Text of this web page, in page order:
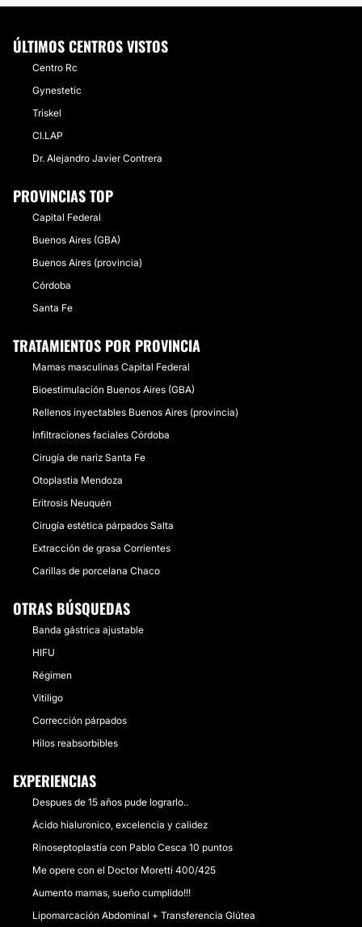
ÚLTIMOS CENTROS VISTOS
Centro Rc
Gynestetic
Triskel
CI.LAP
Dr. Alejandro Javier Contrera
PROVINCIAS TOP
Capital Federal
Buenos Aires (GBA)
Buenos Aires (provincia)
Córdoba
Santa Fe
TRATAMIENTOS POR PROVINCIA
Mamas masculinas Capital Federal
Bioestimulación Buenos Aires (GBA)
Rellenos inyectables Buenos Aires (provincia)
Infiltraciones faciales Córdoba
Cirugía de nariz Santa Fe
Otoplastia Mendoza
Eritrosis Neuquén
Cirugía estética párpados Salta
Extracción de grasa Corrientes
Carillas de porcelana Chaco
OTRAS BÚSQUEDAS
Banda gástrica ajustable
HIFU
Régimen
Vitiligo
Corrección párpados
Hilos reabsorbibles
EXPERIENCIAS
Despues de 15 años pude lograrlo..
Ácido hialuronico, excelencia y calidez
Rinoseptoplastía con Pablo Cesca 10 puntos
Me opere con el Doctor Moretti 400/425
Aumento mamas, sueño cumplido!!!
Lipomarcación Abdominal + Transferencia Glútea